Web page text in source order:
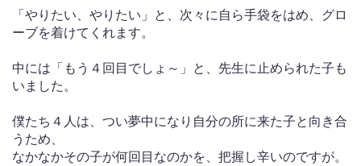
「やりたい、やりたい」と、次々に自ら手袋をはめ、グロ
ーブを着けてくれます。
中には「もう４回目でしょ～」と、先生に止められた子も
いました。
僕たち４人は、つい夢中になり自分の所に来た子と向き合
うため、
なかなかその子が何回目なのかを、把握し辛いのですが。